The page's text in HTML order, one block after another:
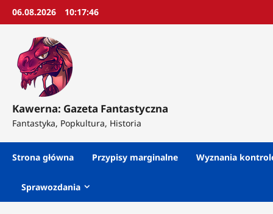
Przejdź
06.08.2026 10:17:48
Kawerna: Gazeta Fantastyczna
Fantastyka, Popkultura, Historia
Strona główna Przypisy marginalne Wyznania
Sprawozdania